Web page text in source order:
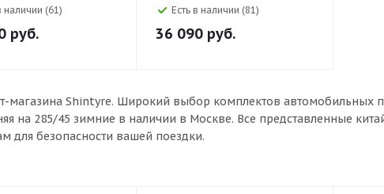
наличии (61)
руб.
Есть в наличии (81)
36 090 руб.
магазина Shintyre. Широкий выбор комплектов автомобильных
на 285/45 зимние в наличии в Москве. Все представленные
для безопасности вашей поездки.